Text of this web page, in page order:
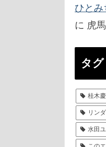
ひと
に 虎
タグ
桂木
リン
水田